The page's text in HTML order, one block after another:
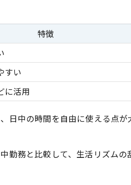
特徴
すい
に活用
日中の時間を自由に使える点が
勤務と比較して、生活リズムの